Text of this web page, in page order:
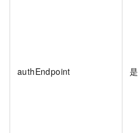
authEndpoint 是